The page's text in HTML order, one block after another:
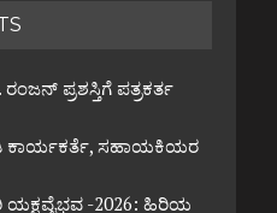
ಪ್ರಶಸ್ತಿಗೆ ಪತ್ರಕರ್ತ
ಕಾರ್ಯಕರ್ತೆ, ಸಹಾಯಕಿಯರ
ಯಕ್ಷವೈಭವ -2026: ಹಿರಿಯ